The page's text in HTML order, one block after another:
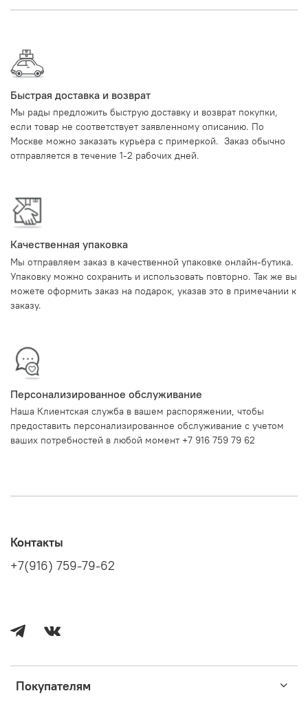
Быстрая доставка и возврат
Мы рады предложить быструю доставку и возврат покупки,
если товар не соответствует заявленному описанию. По
Москве можно заказать курьера с примеркой. Заказ обычно
отправляется в течение 1-2 рабочих дней.
Качественная упаковка
Мы отправляем заказ в качественной упаковке онлайн-бутика.
Упаковку можно сохранить и использовать повторно. Так же вы
можете оформить заказ на подарок, указав это в примечании к
заказу.
Персонализированное обслуживание
Наша Клиентская служба в вашем распоряжении, чтобы
предоставить персонализированное обслуживание с учетом
ваших потребностей в любой момент +7 916 759 79 62
Покупателям
Контакты
+7(916) 759-79-62